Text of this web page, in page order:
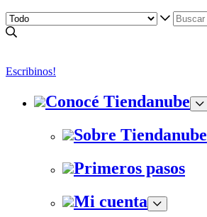
Escribinos!
Conocé Tiendanube
Sobre Tiendanube
Primeros pasos
Mi cuenta